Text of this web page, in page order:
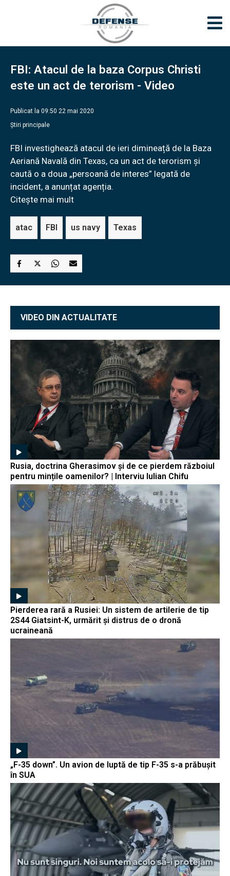
FBI: Atacul de la baza Corpus Christi
este un act de terorism - Video
Publicat la 09:50 22 mai 2020
Știri principale
FBI investighează atacul de ieri dimineață de la Baza
Aeriană Navală din Texas, ca un act de terorism și
caută o a doua „persoană de interes” legată de
incident, a anunțat agenția.
Citește mai mult
atac FBI us navy Texas
VIDEO DIN ACTUALITATE
Rusia, doctrina Gherasimov și de ce pierdem războiul
pentru mințile oamenilor? | Interviu Iulian Chifu
Pierderea rară a Rusiei: Un sistem de artilerie de tip
2S44 Giatsint-K, urmărit și distrus de o dronă
ucraineană
„F-35 down”. Un avion de luptă de tip F-35 s-a prăbușit
în SUA